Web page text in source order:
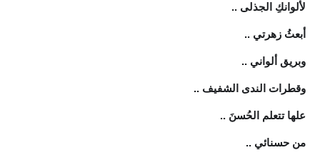
لألوانكِ الجذلى ..
أبعثُ زهرتي ..
وبريق ألواني ..
وقطرات الندى الشفيف ..
علها تتعلم الحُسنَ ..
من حسنائي ..